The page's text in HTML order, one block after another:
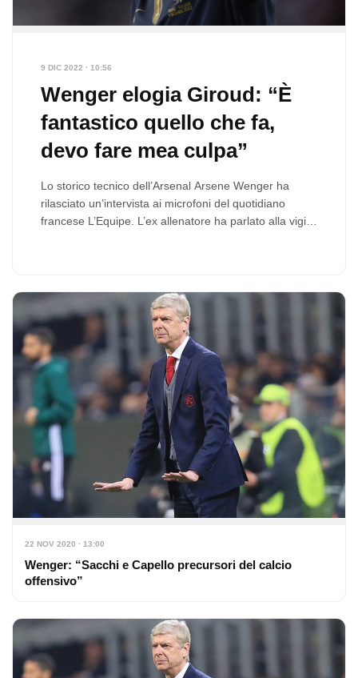
9 DIC 2022 · 10:56
Wenger elogia Giroud: “È
fantastico quello che fa,
devo fare mea culpa”
Lo storico tecnico dell’Arsenal Arsene Wenger ha
rilasciato un’intervista ai microfoni del quotidiano
francese L’Equipe. L’ex allenatore ha parlato alla vigilia
22 NOV 2020 · 13:00
Wenger: “Sacchi e Capello precursori del calcio
offensivo”